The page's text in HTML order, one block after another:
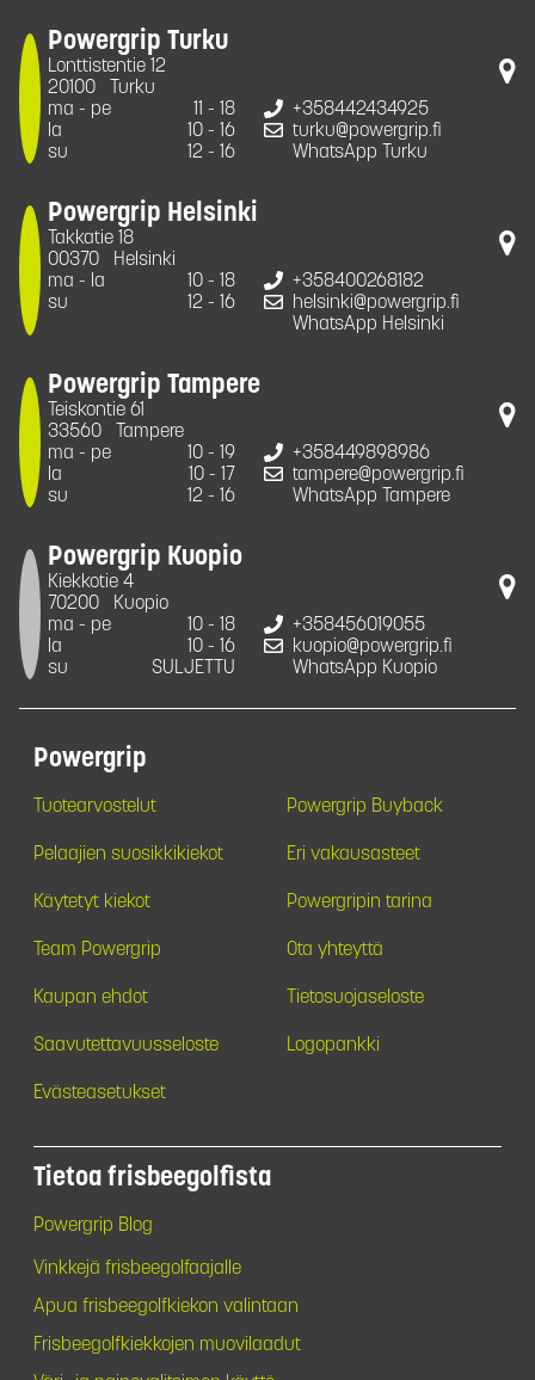
Powergrip Turku
Lonttistentie 12
20100
Turku
ma - pe
11 - 18
la
10 - 16
su
12 - 16
+358442434925
turku@powergrip.fi
WhatsApp Turku
Powergrip Helsinki
Takkatie 18
00370
Helsinki
ma - la
10 - 18
su
12 - 16
+358400268182
helsinki@powergrip.fi
WhatsApp Helsinki
Powergrip Tampere
Teiskontie 61
33560
Tampere
ma - pe
10 - 19
la
10 - 17
su
12 - 16
+358449898986
tampere@powergrip.fi
WhatsApp Tampere
Powergrip Kuopio
Kiekkotie 4
70200
Kuopio
ma - pe
10 - 18
la
10 - 16
su
SULJETTU
+358456019055
kuopio@powergrip.fi
WhatsApp Kuopio
Powergrip
Tuotearvostelut Powergrip Buyback
Pelaajien suosikkikiekot Eri vakausasteet
Käytetyt kiekot Powergripin tarina
Team Powergrip Ota yhteyttä
Kaupan ehdot Tietosuojaseloste
Saavutettavuusseloste Logopankki
Evästeasetukset
Tietoa frisbeegolfista
Powergrip Blog
Vinkkejä frisbeegolfaajalle
Apua frisbeegolfkiekon valintaan
Frisbeegolfkiekkojen muovilaadut